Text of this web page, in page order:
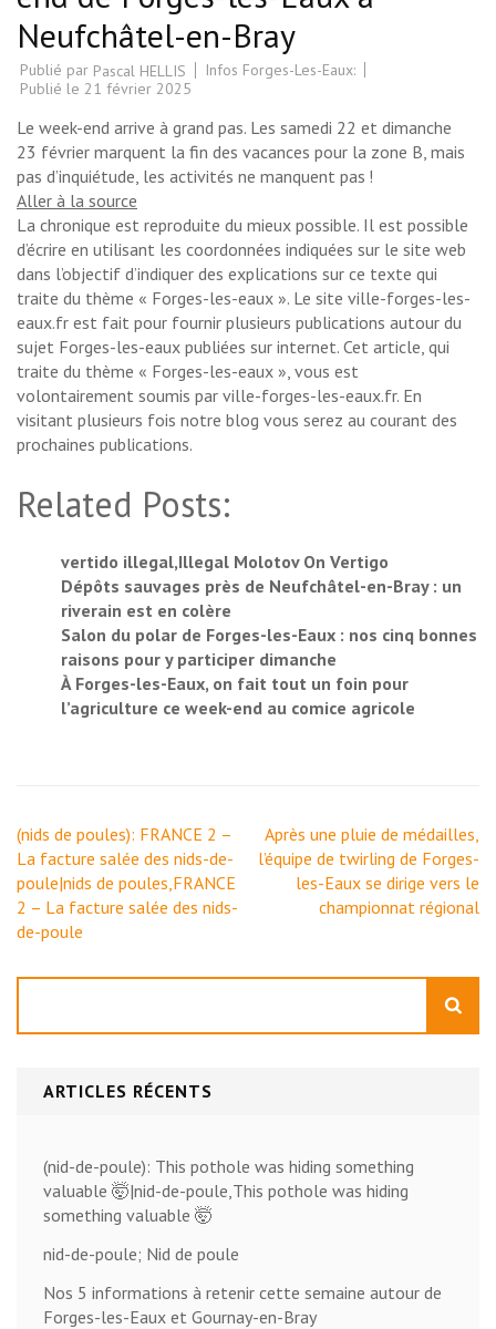
Neufchâtel-en-Bray
Publié par Pascal HELLIS
Infos Forges-Les-Eaux:
Publié le 21 février 2025
Le week-end arrive à grand pas. Les samedi 22 et dimanche
23 février marquent la fin des vacances pour la zone B, mais
pas d’inquiétude, les activités ne manquent pas !
Aller à la source
La chronique est reproduite du mieux possible. Il est possible
d’écrire en utilisant les coordonnées indiquées sur le site web
dans l’objectif d’indiquer des explications sur ce texte qui
traite du thème « Forges-les-eaux ». Le site ville-forges-les-
eaux.fr est fait pour fournir plusieurs publications autour du
sujet Forges-les-eaux publiées sur internet. Cet article, qui
traite du thème « Forges-les-eaux », vous est
volontairement soumis par ville-forges-les-eaux.fr. En
visitant plusieurs fois notre blog vous serez au courant des
prochaines publications.
Related Posts:
vertido illegal,Illegal Molotov On Vertigo
Dépôts sauvages près de Neufchâtel-en-Bray : un
riverain est en colère
Salon du polar de Forges-les-Eaux : nos cinq bonnes
raisons pour y participer dimanche
À Forges-les-Eaux, on fait tout un foin pour
l’agriculture ce week-end au comice agricole
Navigation
de
l’article
(nids de poules): FRANCE 2 –
La facture salée des nids-de-
poule|nids de poules,FRANCE
2 – La facture salée des nids-
de-poule
Après une pluie de médailles,
l’équipe de twirling de Forges-
les-Eaux se dirige vers le
championnat régional
ARTICLES RÉCENTS
(nid-de-poule): This pothole was hiding something
valuable 🤯|nid-de-poule,This pothole was hiding
something valuable 🤯
nid-de-poule; Nid de poule
Nos 5 informations à retenir cette semaine autour de
Forges-les-Eaux et Gournay-en-Bray